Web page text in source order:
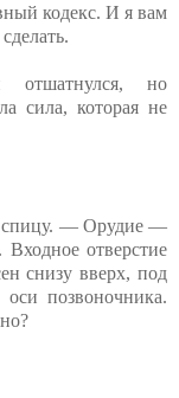
кодекс. И я вам
но
сила, которая не
спицу. — Орудие —
Входное отверстие
снизу вверх, под
позвоночника.